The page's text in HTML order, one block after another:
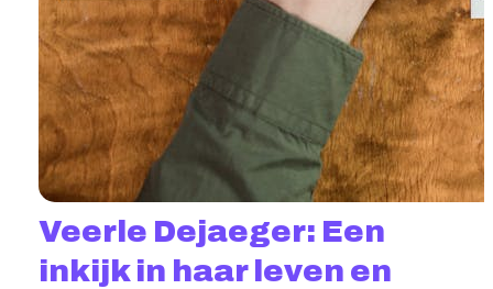
Veerle Dejaeger: Een
inkijk in haar leven en